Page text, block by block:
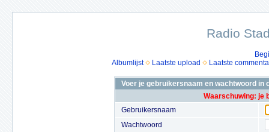
Radio
Albumlijst
Laatste upload Laatste
Voer je gebruikersnaam en wachtwoord in
Waarschuwing: je
Gebruikersnaam
Wachtwoord